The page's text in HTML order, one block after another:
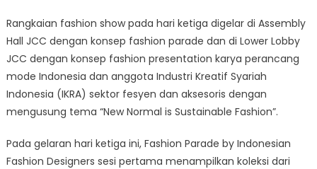
Rangkaian fashion show pada hari ketiga digelar di Assembly
Hall JCC dengan konsep fashion parade dan di Lower Lobby
JCC dengan konsep fashion presentation karya perancang
mode Indonesia dan anggota Industri Kreatif Syariah
Indonesia (IKRA) sektor fesyen dan aksesoris dengan
mengusung tema “New Normal is Sustainable Fashion”.
Pada gelaran hari ketiga ini, Fashion Parade by Indonesian
Fashion Designers sesi pertama menampilkan koleksi dari